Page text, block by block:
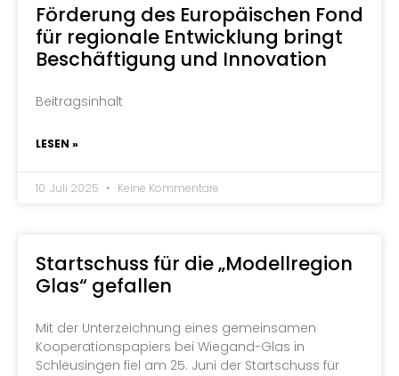
Förderung des Europäischen Fond
für regionale Entwicklung bringt
Beschäftigung und Innovation
Beitragsinhalt
LESEN »
10. Juli 2025 Keine Kommentare
Startschuss für die „Modellregion
Glas“ gefallen
Mit der Unterzeichnung eines gemeinsamen
Kooperationspapiers bei Wiegand-Glas in
Schleusingen fiel am 25. Juni der Startschuss für